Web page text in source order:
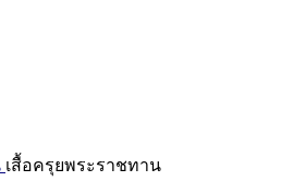
เสื้อครุยพระราชทาน